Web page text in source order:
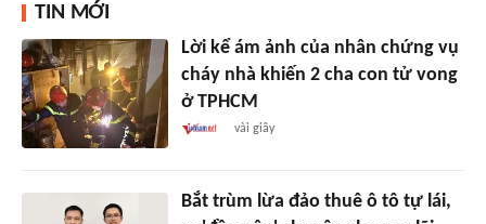
TIN MỚI
Lời kể ám ảnh của nhân chứng vụ
cháy nhà khiến 2 cha con tử vong
ở TPHCM
vài giây
Bắt trùm lừa đảo thuê ô tô tự lái,